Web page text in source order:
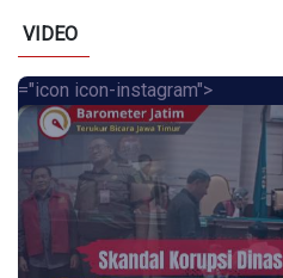
VIDEO
="icon icon-instagram">